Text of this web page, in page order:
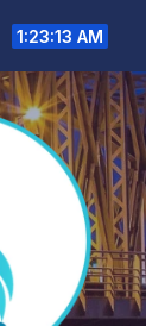
1:23:14 AM